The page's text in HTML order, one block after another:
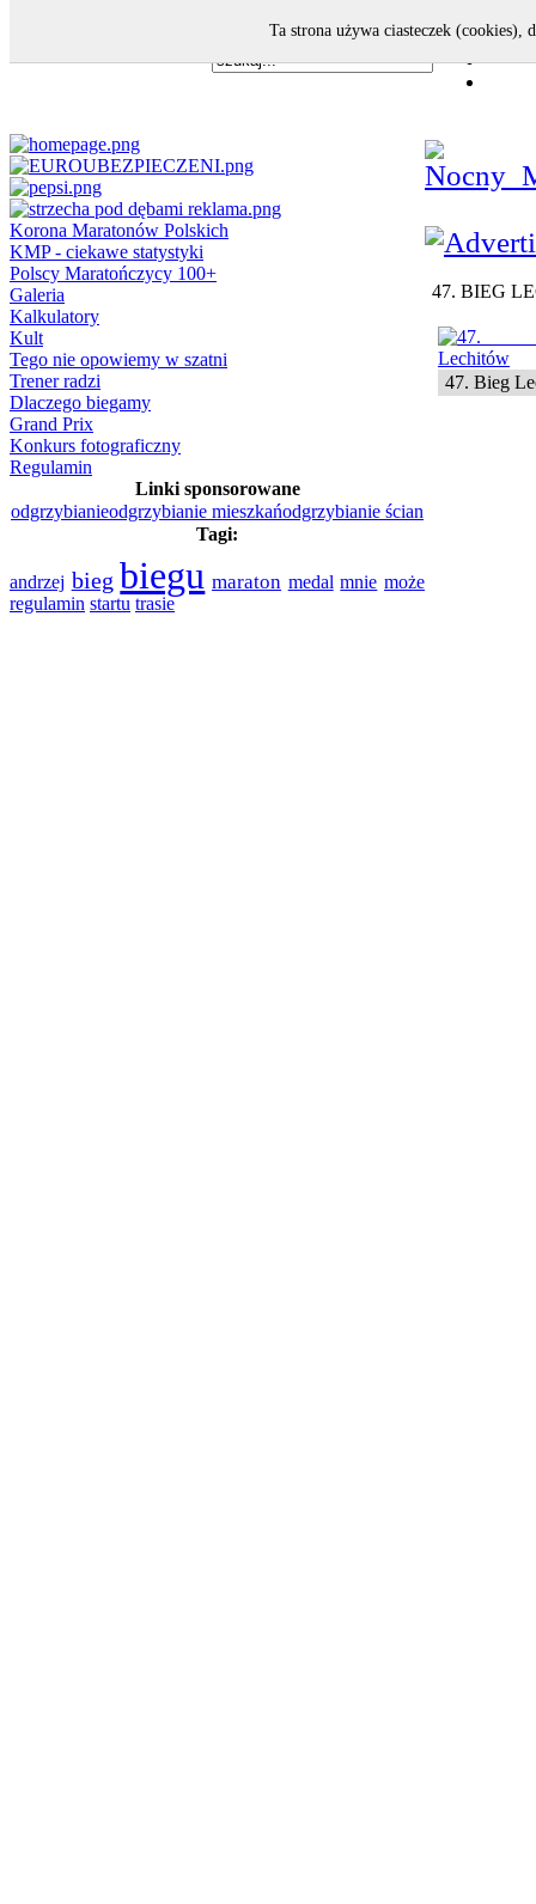
Korona Maratonów Polskich
KMP - ciekawe statystyki
Polscy Maratończycy 100+
Galeria
Kalkulatory
Kult
Tego nie opowiemy w szatni
Trener radzi
Dlaczego biegamy
Grand Prix
Konkurs fotograficzny
Regulamin
Linki sponsorowane
odgrzybianieodgrzybianie mieszkańodgrzybianie ścian
Tagi:
andrzej bieg biegu maraton medal mnie może
regulamin startu trasie
47. BIEG
47. Bieg
Ta strona używa ciasteczek (cookies),